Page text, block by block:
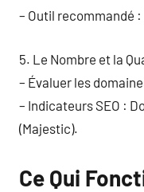
– Outil recommandé
5. Le Nombre et la
– Évaluer les
– Indicateurs SEO :
(Majestic).
Ce Qui